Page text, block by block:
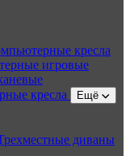
кресла
игровые
кресла Ещё
диваны